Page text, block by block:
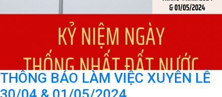
THÔNG BÁO LÀM VIỆC XUYÊN LỄ